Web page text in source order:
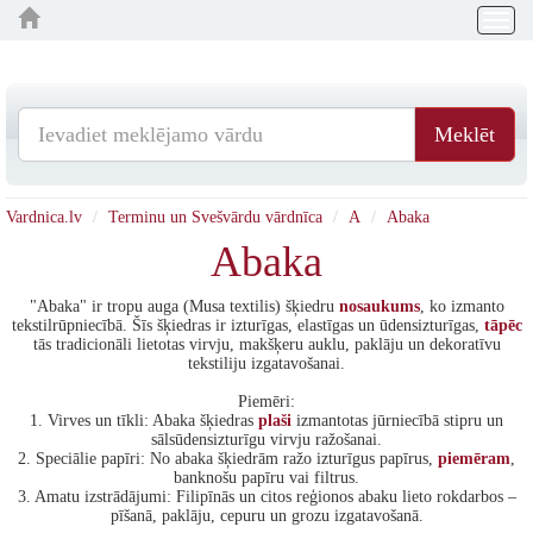
Meklēt
Vardnica.lv Terminu un Svešvārdu vārdnīca A Abaka
Abaka
"Abaka" ir tropu auga (Musa textilis) šķiedru nosaukums, ko izmanto
tekstilrūpniecībā. Šīs šķiedras ir izturīgas, elastīgas un ūdensizturīgas, tāpēc
tās tradicionāli lietotas virvju, makšķeru auklu, paklāju un dekoratīvu
tekstiliju izgatavošanai.
Piemēri:
1. Virves un tīkli: Abaka šķiedras plaši izmantotas jūrniecībā stipru un
sālsūdensizturīgu virvju ražošanai.
2. Speciālie papīri: No abaka šķiedrām ražo izturīgus papīrus, piemēram,
banknošu papīru vai filtrus.
3. Amatu izstrādājumi: Filipīnās un citos reģionos abaku lieto rokdarbos –
pīšanā, paklāju, cepuru un grozu izgatavošanā.